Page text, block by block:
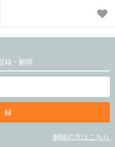
録・解除
解除の方はこちら